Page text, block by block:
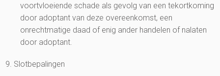
voortvloeiende schade als gevolg van een tekortkoming
door adoptant van deze overeenkomst, een
onrechtmatige daad of enig ander handelen of nalaten
door adoptant.
9. Slotbepalingen